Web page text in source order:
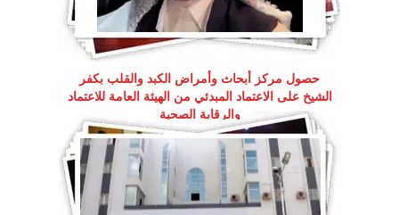
حصول مركز أبحاث وأمراض الكبد والقلب بكفر
الشيخ على الاعتماد المبدئي من الهيئة العامة للاعتماد
والرقابة الصحية